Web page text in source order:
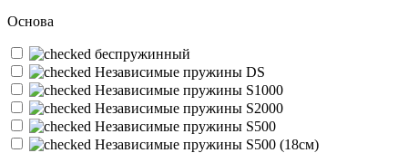
Основа
беспружинный
Независимые пружины DS
Независимые пружины S1000
Независимые пружины S2000
Независимые пружины S500
Независимые пружины S500 (18см)